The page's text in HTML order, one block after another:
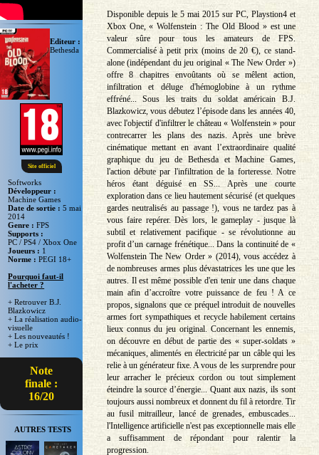
Site officiel
Editeur :
Bethesda
Softworks
Développeur :
Machine Games
Date de sortie :5 mai
2014
Genre :FPS
Supports :
PC / PS4 / Xbox One
Joueurs : 1
Norme :PEGI 18+
Pourquoi faut-il
l'acheter ?
+ Retrouver B.J.
Blazkowicz
+ La réalisation audio-
visuelle
+ Les nouveautés !
+ Le prix
Note
finale :
16/20
AUTRES TESTS
Disponible depuis le 5 mai 2015 sur PC, Playstion4 et
Xbox One, « Wolfenstein : The Old Blood » est une
valeur sûre pour tous les amateurs de FPS.
Commercialisé à petit prix (moins de 20 €), ce stand-
alone (indépendant du jeu original « The New Order »)
offre 8 chapitres envoûtants où se mêlent action,
infiltration et déluge d'hémoglobine à un rythme
effréné... Sous les traits du soldat américain B.J.
Blazkowicz, vous débutez l’épisode dans les années 40,
avec l'objectif d'infiltrer le château « Wolfenstein » pour
contrecarrer les plans des nazis. Après une brève
cinématique mettant en avant l’extraordinaire qualité
graphique du jeu de Bethesda et Machine Games,
l'action débute par l'infiltration de la forteresse. Notre
héros étant déguisé en SS... Après une courte
exploration dans ce lieu hautement sécurisé (et quelques
gardes neutralisés au passage !), vous ne tardez pas à
vous faire repérer. Dès lors, le gameplay - jusque là
subtil et relativement pacifique - se révolutionne au
profit d’un carnage frénétique... Dans la continuité de «
Wolfenstein The New Order » (2014), vous accédez à
de nombreuses armes plus dévastatrices les une que les
autres. Il est même possible d'en tenir une dans chaque
main afin d’accroître votre puissance de feu ! A ce
propos, signalons que ce préquel introduit de nouvelles
armes fort sympathiques et recycle habilement certains
lieux connus du jeu original. Concernant les ennemis,
on découvre en début de partie des « super-soldats »
mécaniques, alimentés en électricité par un câble qui les
relie à un générateur fixe. A vous de les surprendre pour
leur arracher le précieux cordon ou tout simplement
éteindre la source d’énergie... Quant aux nazis, ils sont
toujours aussi nombreux et donnent du fil à retordre. Tir
au fusil mitrailleur, lancé de grenades, embuscades...
l'Intelligence artificielle n'est pas exceptionnelle mais elle
a suffisamment de répondant pour ralentir la
progression.